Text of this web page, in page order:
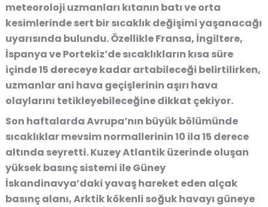
meteoroloji uzmanları kıtanın batı ve orta
kesimlerinde sert bir sıcaklık değişimi yaşanacağı
uyarısında bulundu. Özellikle Fransa, İngiltere,
İspanya ve Portekiz’de sıcaklıkların kısa süre
içinde 15 dereceye kadar artabileceği belirtilirken,
uzmanlar ani hava geçişlerinin aşırı hava
olaylarını tetikleyebileceğine dikkat çekiyor.
Son haftalarda Avrupa’nın büyük bölümünde
sıcaklıklar mevsim normallerinin 10 ila 15 derece
altında seyretti. Kuzey Atlantik üzerinde oluşan
yüksek basınç sistemi ile Güney
İskandinavya’daki yavaş hareket eden alçak
basınç alanı, Arktik kökenli soğuk havayı güneye